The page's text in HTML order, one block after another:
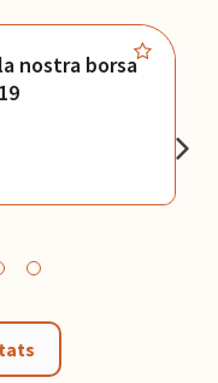
nostra borsa